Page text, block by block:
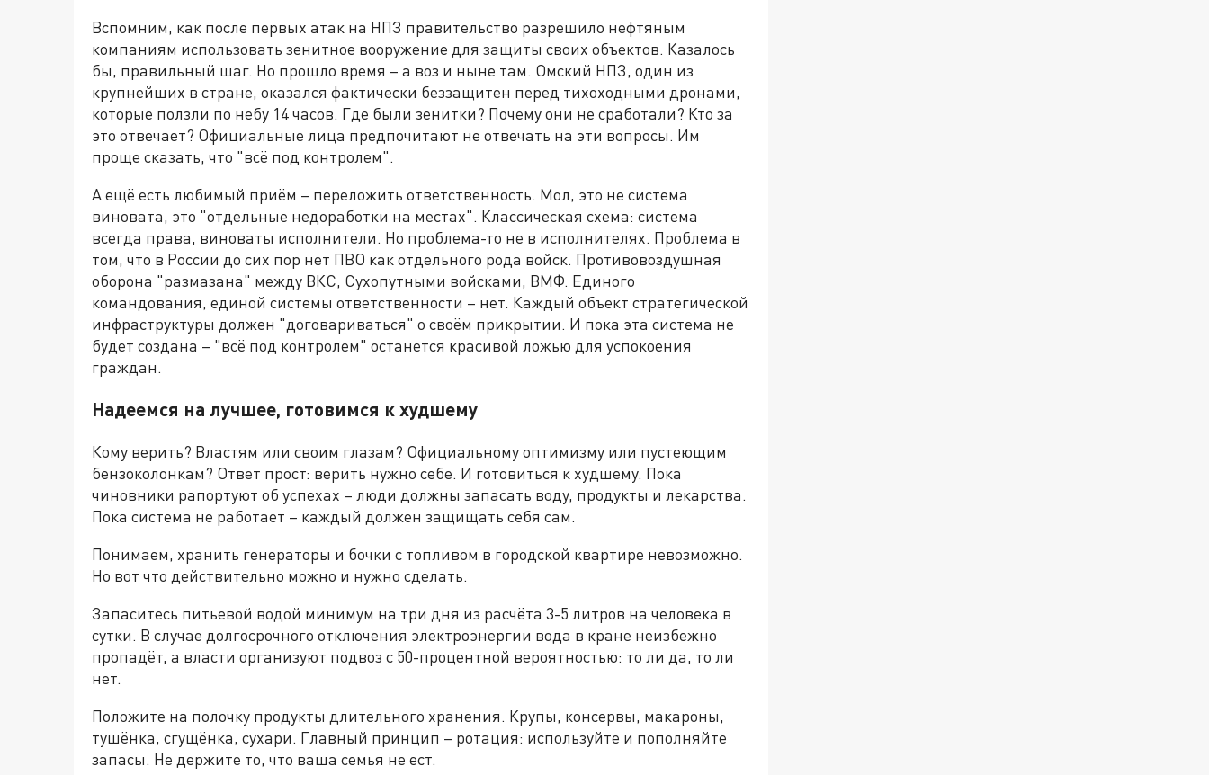
Вспомним, как после первых атак на НПЗ правительство разрешило нефтяным
компаниям использовать зенитное вооружение для защиты своих объектов. Казалось
бы, правильный шаг. Но прошло время – а воз и ныне там. Омский НПЗ, один из
крупнейших в стране, оказался фактически беззащитен перед тихоходными дронами,
которые ползли по небу 14 часов. Где были зенитки? Почему они не сработали? Кто за
это отвечает? Официальные лица предпочитают не отвечать на эти вопросы. Им
проще сказать, что "всё под контролем".
А ещё есть любимый приём – переложить ответственность. Мол, это не система
виновата, это "отдельные недоработки на местах". Классическая схема: система
всегда права, виноваты исполнители. Но проблема-то не в исполнителях. Проблема в
том, что в России до сих пор нет ПВО как отдельного рода войск. Противовоздушная
оборона "размазана" между ВКС, Сухопутными войсками, ВМФ. Единого
командования, единой системы ответственности – нет. Каждый объект стратегической
инфраструктуры должен "договариваться" о своём прикрытии. И пока эта система не
будет создана – "всё под контролем" останется красивой ложью для успокоения
граждан.
Надеемся на лучшее, готовимся к худшему
Кому верить? Властям или своим глазам? Официальному оптимизму или пустеющим
бензоколонкам? Ответ прост: верить нужно себе. И готовиться к худшему. Пока
чиновники рапортуют об успехах – люди должны запасать воду, продукты и лекарства.
Пока система не работает – каждый должен защищать себя сам.
Понимаем, хранить генераторы и бочки с топливом в городской квартире невозможно.
Но вот что действительно можно и нужно сделать.
Запаситесь питьевой водой минимум на три дня из расчёта 3-5 литров на человека в
сутки. В случае долгосрочного отключения электроэнергии вода в кране неизбежно
пропадёт, а власти организуют подвоз с 50-процентной вероятностью: то ли да, то ли
нет.
Положите на полочку продукты длительного хранения. Крупы, консервы, макароны,
тушёнка, сгущёнка, сухари. Главный принцип – ротация: используйте и пополняйте
запасы. Не держите то, что ваша семья не ест.